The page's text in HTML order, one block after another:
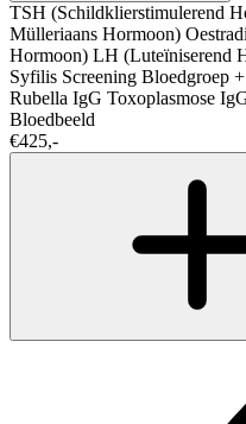
TSH (Schildklierstimulerend
Mülleriaans Hormoon)
Hormoon) LH (Luteïniserend
Syfilis Screening Bloedgroep
Rubella IgG Toxoplasmose
Bloedbeeld
€425,-